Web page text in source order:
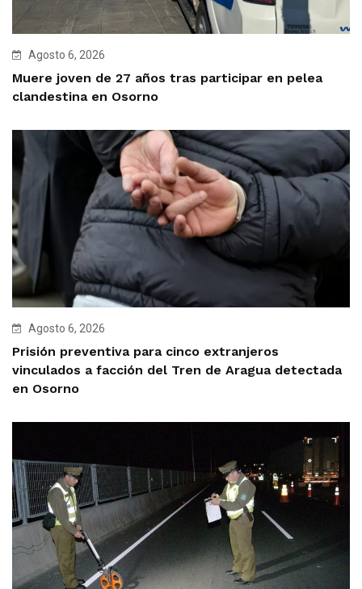
Agosto 6, 2026
Muere joven de 27 años tras participar en pelea
clandestina en Osorno
Agosto 6, 2026
Prisión preventiva para cinco extranjeros
vinculados a facción del Tren de Aragua detectada
en Osorno